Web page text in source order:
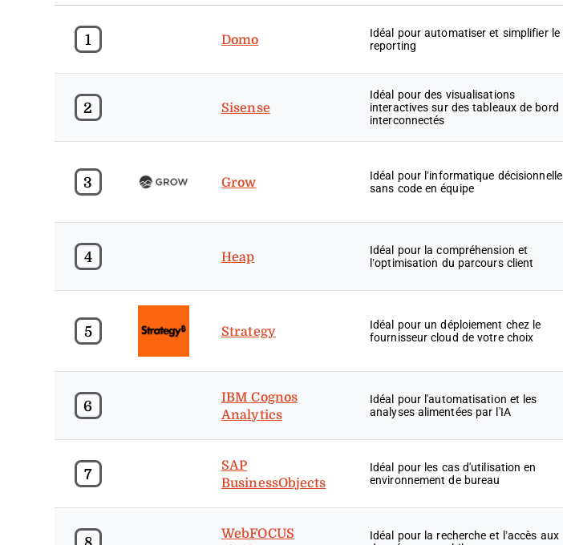
1 Domo
Idéal pour automatiser et simplifier le
reporting
2 Sisense
Idéal pour des visualisations
interactives sur des tableaux de bord
interconnectés
3 Grow
Idéal pour l’informatique décisionnelle
sans code en équipe
4 Heap
Idéal pour la compréhension et
l’optimisation du parcours client
5 Strategy
Idéal pour un déploiement chez le
fournisseur cloud de votre choix
6
IBM Cognos
Analytics
Idéal pour l'automatisation et les
analyses alimentées par l'IA
7
SAP
BusinessObjects
Idéal pour les cas d'utilisation en
environnement de bureau
WebFOCUS
Idéal pour la recherche et l’accès aux